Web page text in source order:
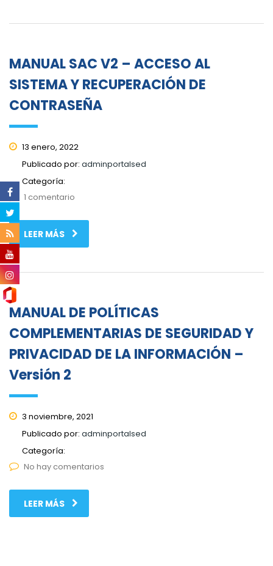
MANUAL SAC V2 – ACCESO AL
SISTEMA Y RECUPERACIÓN DE
CONTRASEÑA
13 enero, 2022
Publicado por: adminportalsed
Categoría:
1 comentario
LEER MÁS
MANUAL DE POLÍTICAS
COMPLEMENTARIAS DE SEGURIDAD Y
PRIVACIDAD DE LA INFORMACIÓN –
Versión 2
3 noviembre, 2021
Publicado por: adminportalsed
Categoría:
No hay comentarios
LEER MÁS